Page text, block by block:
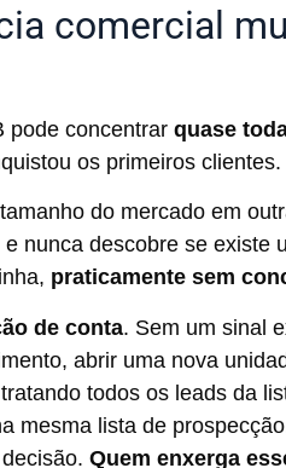
comercial
pode concentrar quase
os primeiros clientes.
do mercado em
nunca descobre se existe
praticamente sem
de conta. Sem um sinal
abrir uma nova
todos os leads da
mesma lista de
Quem enxerga